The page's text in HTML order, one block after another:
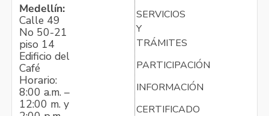
Medellín:
Calle 49
No 50-21
piso 14
Edificio del
Café
Horario:
8:00 a.m. –
12:00 m. y
SERVICIOS
Y
TRÁMITES
PARTICIPACIÓN
INFORMACIÓN
CERTIFICADO